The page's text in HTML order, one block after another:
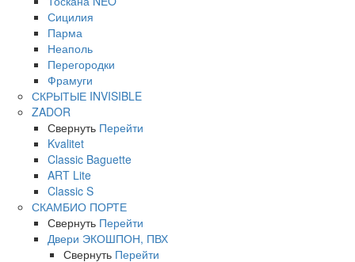
Сицилия
Парма
Неаполь
Перегородки
Фрамуги
СКРЫТЫЕ INVISIBLE
ZADOR
Свернуть Перейти
Kvalitet
Classic Baguette
ART Lite
Classic S
СКАМБИО ПОРТЕ
Свернуть Перейти
Двери ЭКОШПОН, ПВХ
Свернуть Перейти